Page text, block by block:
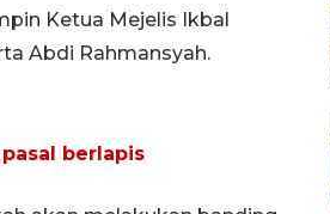
Ketua Mejelis Ikbal
Abdi Rahmansyah.
berlapis